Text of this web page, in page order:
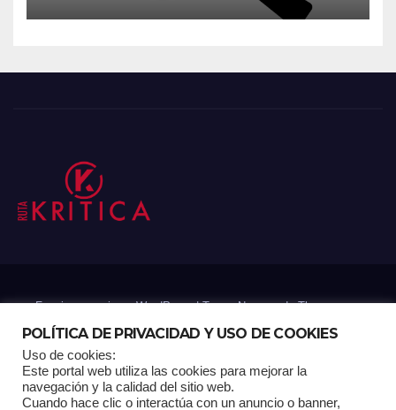
Funciona gracias a WordPress|Tema: Newsup deThemeansar
POLÍTICA DE PRIVACIDAD Y USO DE COOKIES
Uso de cookies:
Este portal web utiliza las cookies para mejorar la
navegación y la calidad del sitio web.
Cuando hace clic o interactúa con un anuncio o banner,